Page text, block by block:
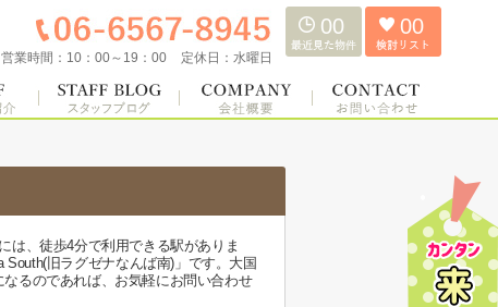
営業時間： 10：00～19：00 定休日： 水曜日
00 00
は、徒歩4分で利用できる駅がありま
旧ラグゼナなんば南)」です。大国
るのであれば、お気軽にお問い合わせ